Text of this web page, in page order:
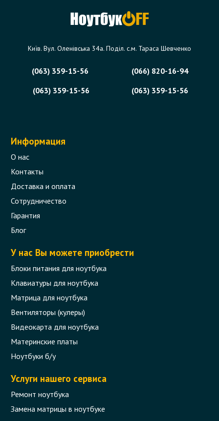
372 грн.
Нет в наличии
Клавиатура для ноутбука Lenovo G50-
Код товара - 11249
1 333 грн.
Есть в наличии
Київ. Вул. Оленівська 34а. Поділ. с.м. Тараса Шевченко
(063) 359-15-56
(066) 820-16-94
(063) 359-15-56
(063) 359-15-56
Информация
О нас
Контакты
Доставка и оплата
Сотрудничество
Гарантия
Блог
У нас Вы можете приобрести
Блоки питания для ноутбука
Клавиатуры для ноутбука
Матрица для ноутбука
Вентиляторы (кулеры)
Видеокарта для ноутбука
Материнские платы
Ноутбуки б/у
Услуги нашего сервиса
Ремонт ноутбука
Замена матрицы в ноутбуке